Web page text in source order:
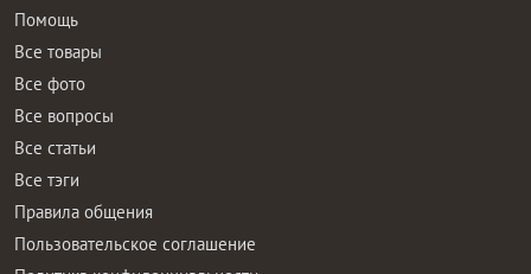
Помощь
Все товары
Все фото
Все вопросы
Все статьи
Все тэги
Правила общения
Пользовательское соглашение